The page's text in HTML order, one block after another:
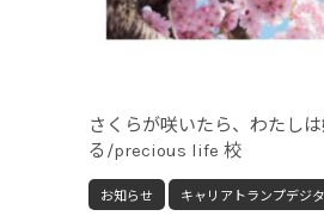
さくらが咲いたら、わたし
る/precious life 校
お知らせ キャリアトランプデジ